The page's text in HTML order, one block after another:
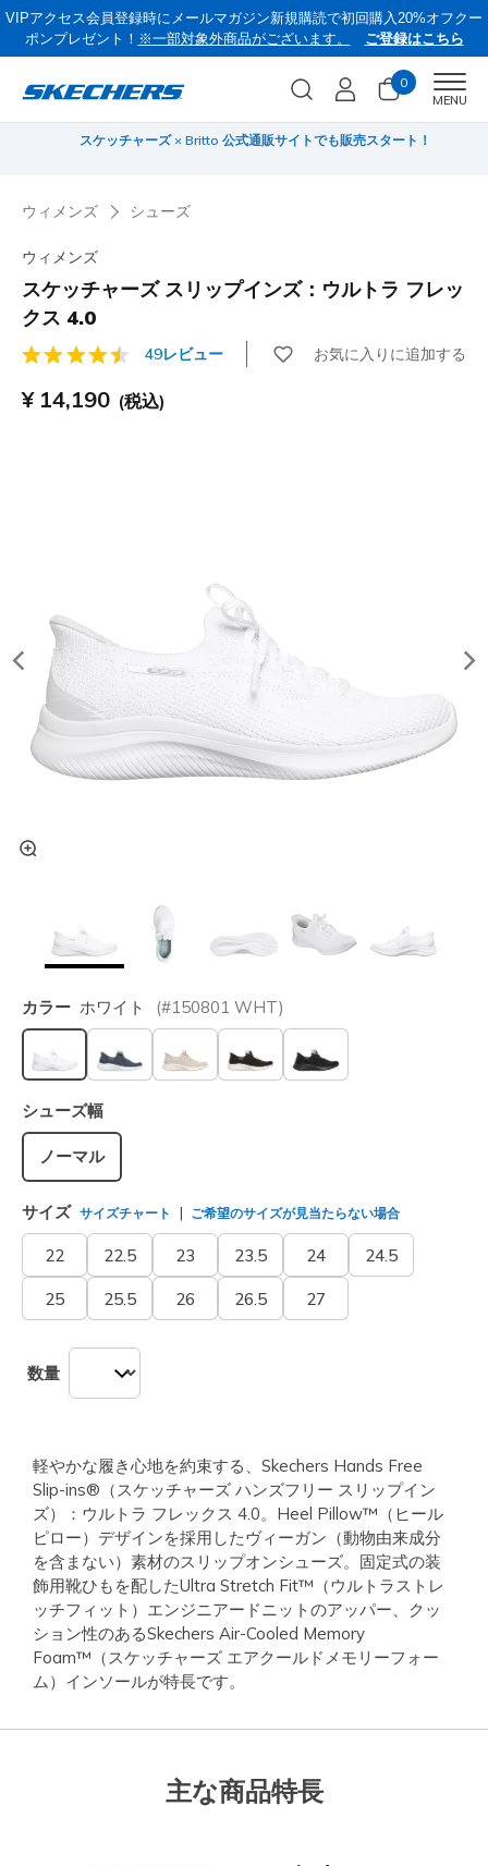
VIPアクセス会員登録時にメールマガジン新規購読で初回購入20%オフクー
ポンプレゼント！ ※一部対象外商品がございます。 ご登録はこちら
0
MENU
スケッチャーズ × Britto 公式通販サイトでも販売スタート！
ウィメンズ シューズ
ウィメンズ
スケッチャーズ スリップインズ：ウルトラ フレッ
クス 4.0
顧客評価3.4/5件49レビュー お気に入りに追加する
¥ 14,190 (税込)
カラー ホワイト (#150801 WHT)
選択されました
シューズ幅
ノーマル
サイズ サイズチャート ご希望のサイズが見当たらない場合
22 22.5 23 23.5 24 24.5
25 25.5 26 26.5 27
数量
軽やかな履き心地を約束する、Skechers Hands Free
Slip-ins®（スケッチャーズ ハンズフリー スリップイン
ズ）：ウルトラ フレックス 4.0。Heel Pillow™（ヒール
ピロー）デザインを採用したヴィーガン（動物由来成分
を含まない）素材のスリップオンシューズ。固定式の装
飾用靴ひもを配したUltra Stretch Fit™（ウルトラストレ
ッチフィット）エンジニアードニットのアッパー、クッ
ション性のあるSkechers Air-Cooled Memory
Foam™（スケッチャーズ エアクールドメモリーフォー
ム）インソールが特長です。
主な商品特長